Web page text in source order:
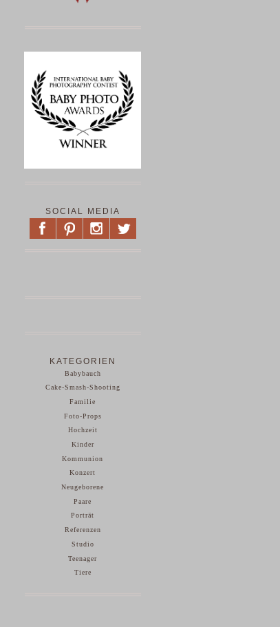
SOCIAL MEDIA
KATEGORIEN
Babybauch
Cake-Smash-Shooting
Familie
Foto-Props
Hochzeit
Kinder
Kommunion
Konzert
Neugeborene
Paare
Porträt
Referenzen
Studio
Teenager
Tiere